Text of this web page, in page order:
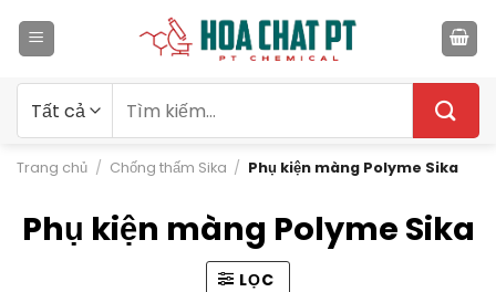
qua
kiếm:
Trang chủ / Chống thấm Sika / Phụ kiện màng Polyme Sika
Phụ kiện màng Polyme Sika
LỌC